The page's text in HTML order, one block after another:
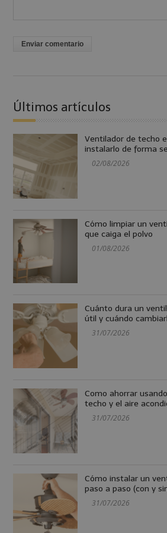
Últimos artículos
Ventilador de techo
instalarlo de forma
02/08/2026
Cómo limpiar un
que caiga el polvo
01/08/2026
Cuánto dura un
útil y cuándo
31/07/2026
Como ahorrar
techo y el aire
31/07/2026
Cómo instalar un
paso a paso (con y
31/07/2026